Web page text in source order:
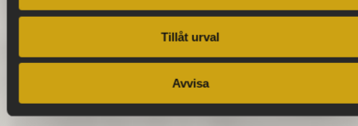
Tillåt urval
Avvisa